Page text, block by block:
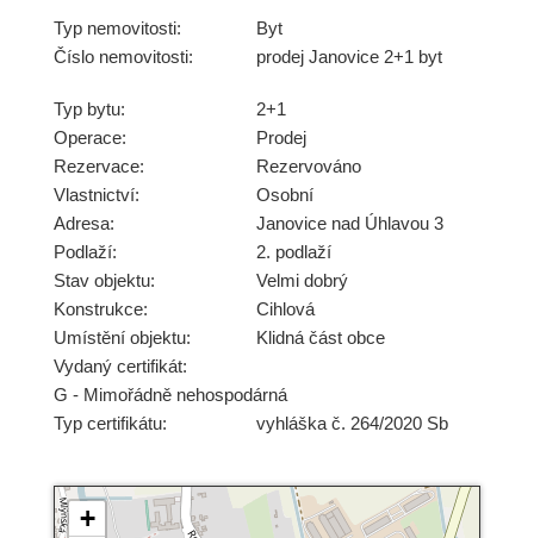
Typ nemovitosti:
Byt
Číslo nemovitosti:
prodej Janovice 2+1 byt
Typ bytu:
2+1
Operace:
Prodej
Rezervace:
Rezervováno
Vlastnictví:
Osobní
Adresa:
Janovice nad Úhlavou 3
Podlaží:
2. podlaží
Stav objektu:
Velmi dobrý
Konstrukce:
Cihlová
Umístění objektu:
Klidná část obce
Vydaný certifikát:
G - Mimořádně nehospodárná
Typ certifikátu:
vyhláška č. 264/2020 Sb
+